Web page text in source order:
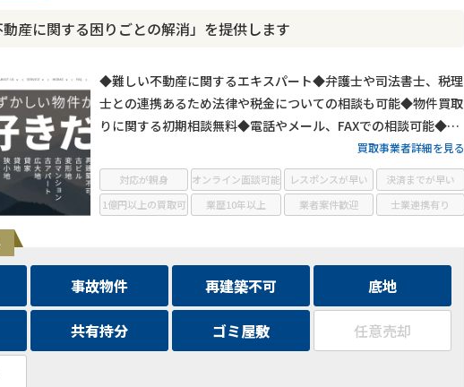
産に関する困りごとの解消」を提供します
◆難しい不動産に関するエキスパート◆弁護士や司法書士、税理
士との連携あるため法律や税金についての相談も可能◆物件買取
りに関する初期相談無料◆電話やメール、FAXでの相談可能◆メ
買取事業者詳細を見る
事故物件 再建築不可 底地
共有持分 ゴミ屋敷 任意売却
対応が親身 オンライン面談可能 レスポンスが早い
決済までが早い
1億円以上の買取可
業歴10年以上 業者案件歓迎 士業連携有り